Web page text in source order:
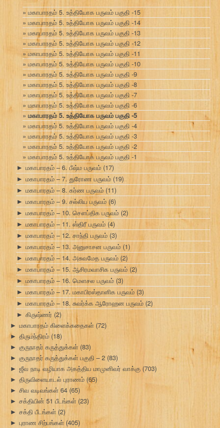
மகாபாரதம் 5. உத்தியோக பருவம் பகுதி -15
மகாபாரதம் 5. உத்தியோக பருவம் பகுதி -14
மகாபாரதம் 5. உத்தியோக பருவம் பகுதி -13
மகாபாரதம் 5. உத்தியோக பருவம் பகுதி -12
மகாபாரதம் 5. உத்தியோக பருவம் பகுதி -11
மகாபாரதம் 5. உத்தியோக பருவம் பகுதி -10
மகாபாரதம் 5. உத்தியோக பருவம் பகுதி -9
மகாபாரதம் 5. உத்தியோக பருவம் பகுதி -8
மகாபாரதம் 5. உத்தியோக பருவம் பகுதி -7
மகாபாரதம் 5. உத்தியோக பருவம் பகுதி -6
மகாபாரதம் 5. உத்தியோக பருவம் பகுதி -5
மகாபாரதம் 5. உத்தியோக பருவம் பகுதி -4
மகாபாரதம் 5. உத்தியோக பருவம் பகுதி -3
மகாபாரதம் 5. உத்தியோக பருவம் பகுதி -2
மகாபாரதம் 5. உத்தியோக பருவம் பகுதி -1
► மகாபாரதம் – 6. பீஷ்ம பருவம் (17)
► மகாபாரதம் – 7. துரோண பருவம் (19)
► மகாபாரதம் – 8. கர்ண பருவம்(11)
► மகாபாரதம் – 9. சல்லிய பருவம் (6)
► மகாபாரதம் – 10. சௌப்திக பருவம் (2)
► மகாபாரதம் – 11. ஸ்திரீ பருவம் (4)
► மகாபாரதம் – 12. சாந்தி பருவம் (3)
► மகாபாரதம் – 13. அனுசாசன பருவம் (1)
► மகாபாரதம் – 14. அசுவமேத பருவம் (2)
► மகாபாரதம் – 15. ஆசிரமவாசிக பருவம் (2)
► மகாபாரதம் – 16. மௌசல பருவம் (3)
► மகாபாரதம் – 17. மகாபிரஸ்தானிக பருவம் (3)
► மகாபாரதம் – 18. சுவர்க்க ஆரோஹன பருவம் (2)
► கிருஷ்ணர் (2)
► மகாபாரதம் கிளைக்கதைகள் (72)
► திருமந்திரம் (18)
► குருநாதர் கருத்துக்கள் (83)
► குருநாதர் கருத்துக்கள் பகுதி – 2 (83)
► ஜீவ நாடி வழியாக அகத்திய மாமுனிவர் வாக்கு (703)
► திருவிளையாடல் புராணம் (65)
► சிவ வடிவங்கள் 64 (65)
► சக்தியின் 51 பீடங்கள் (23)
► சக்தி பீடங்கள் (2)
► புராண சிற்பங்கள் (405)